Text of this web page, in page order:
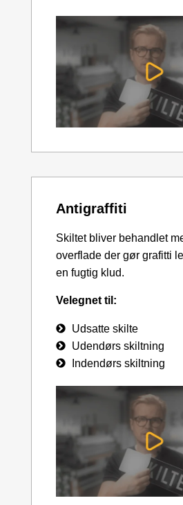
Antigraffiti
Skiltet bliver behandlet
overflade der gør grafitti
en fugtig klud.
Velegnet til:
Udsatte skilte
Udendørs skiltning
Indendørs skiltning